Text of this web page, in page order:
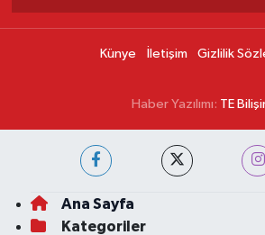
Künye İletişim Gizlilik
Haber Yazılımı: TE
Ana Sayfa
Kategoriler